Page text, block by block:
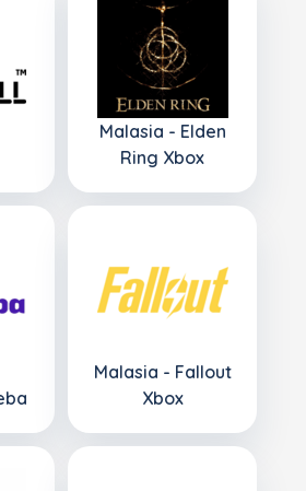
Malasia - Elden
Ring Xbox
Malasia - Fallout
Xbox